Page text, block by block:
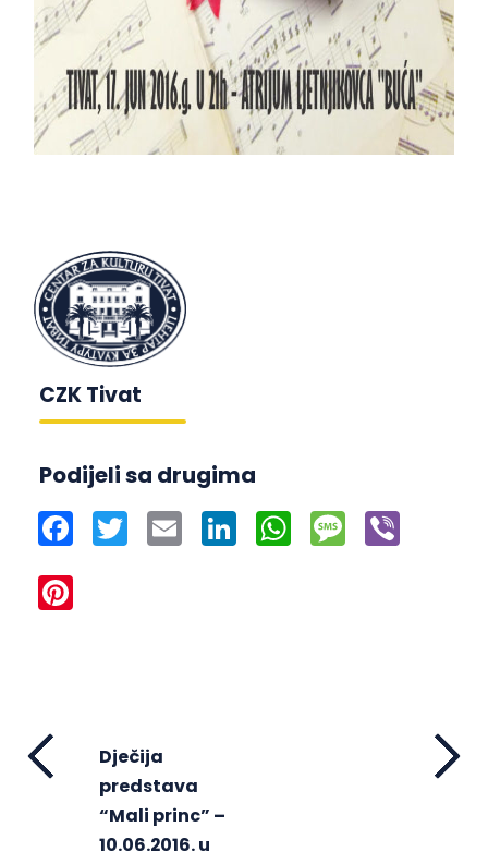
CZK Tivat
Podijeli sa drugima
Facebook
Twitter Email LinkedInWhatsApp
Message
Dječija
predstava
“Mali princ” –
10.06.2016. u